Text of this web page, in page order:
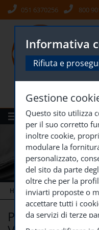
Menù
051 6370256 800
HOME NEWS, EVENTI E
Progetto
Informativa
Rifiuta e
Gestione
Questo sito utilizza
per il suo corretto
inoltre cookie,
modulare la
personalizzato,
del sito da parte
oltre che per la
inviarti proposte o
accettare tutti i
da servizi di terze
pagine di questo